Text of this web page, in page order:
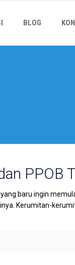
BLOG
PPOB
baru ingin
Kerumitan-